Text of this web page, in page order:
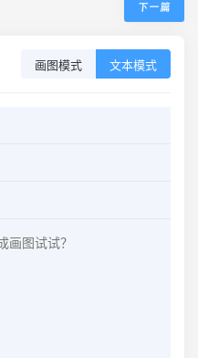
下一篇
画图模式 文本模式